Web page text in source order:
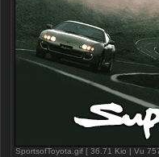
SportsofToyota.gif [ 36.71 Kio | Vu